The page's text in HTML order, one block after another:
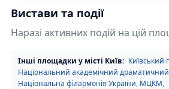
Вистави та події
Наразі активних подій на цій
Інші площадки у місті Київ: Київський
Національний академічний драматичний
Національна філармонія України, МЦКМ,